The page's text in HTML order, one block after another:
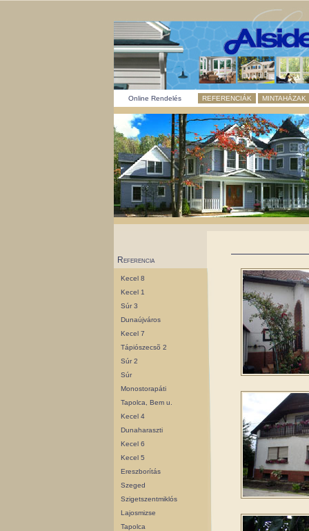
Online Rendelés REFERENCIÁK MINTAHÁZAK
Referencia
Kecel 8
Kecel 1
Súr 3
Dunaújváros
Kecel 7
Tápiószecsõ 2
Súr 2
Súr
Monostorapáti
Tapolca, Bem u.
Kecel 4
Dunaharaszti
Kecel 6
Kecel 5
Ereszborítás
Szeged
Szigetszentmiklós
Lajosmizse
Tapolca